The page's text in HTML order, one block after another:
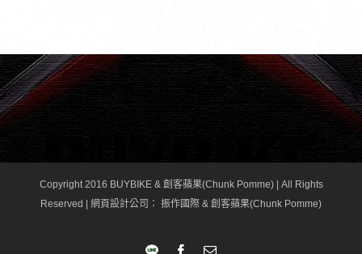
Copyright 2016 BUYBIKE & 創客蘋果(Chunk Pomme) | All Rights
Reserved | 網頁設計公司 ： 振作國際 & 創客蘋果(Chunk Pomme)
LINE FacebookEmail: